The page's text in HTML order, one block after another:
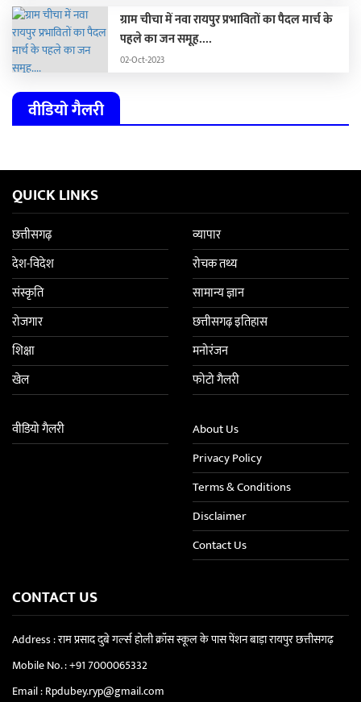
बीजेपी जन-जन तक पहुंचाएगी।
ग्राम चीचा में नवा रायपुर प्रभावितों का पैदल मार्च के
पहले का जन समूह....
02-Oct-2023
वीडियो गैलरी
QUICK LINKS
छत्तीसगढ़
देश-विदेश
संस्कृति
रोजगार
शिक्षा
खेल
व्यापार
रोचक तथ्य
सामान्य ज्ञान
छत्तीसगढ़ इतिहास
मनोरंजन
फोटो गैलरी
वीडियो गैलरी
About Us
Privacy Policy
Terms & Conditions
Disclaimer
Contact Us
CONTACT US
Address : राम प्रसाद दुबे गर्ल्स होली क्रॉस स्कूल के पास पेंशन बाड़ा रायपुर छत्तीसगढ़
Mobile No. :+91 7000065332
Email :Rpdubey.ryp@gmail.com